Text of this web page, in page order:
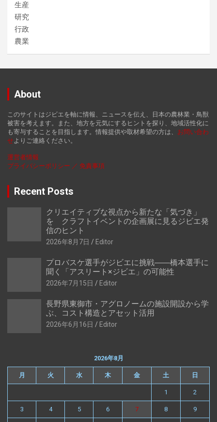
生産
研究
行政
農業
About
このサイトはジビエを軸に情報、ニュースを伝え、日本の農林業・鳥獣
被害を考えます。また、地方を元気にするヒントを探り、地域活性化に
も寄与することを目指します。情報提供や取材希望の方は、 お問い合わ
せよりご連絡ください。
運営者情報
プライバシーポリシー ／ 免責事項
Recent Posts
クリエイティブな視点から新たな「気づき」
を クラフトイベントの企画展に見るジビエ発
信のヒント
2026年8月7日 Editor
プロバスケ選手がジビエに挑戦――橋本選手に
聞く「アスリート×ジビエ」の可能性
2026年7月15日 Editor
長野県東御市・アグロノームの施設開設から学
ぶ、コスト構造とアセット活用
2026年6月16日 Editor
2026年8月
月 火 水 木 金 土 日
1 2
3 4 5 6 7 8 9